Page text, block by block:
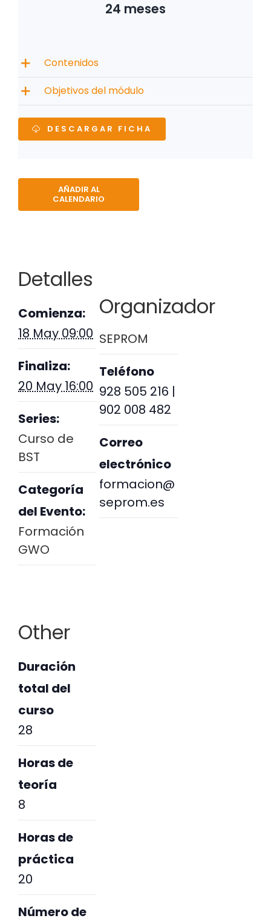
24 meses
Contenidos
Objetivos del módulo
DESCARGAR FICHA
AÑADIR AL
CALENDARIO
Detalles
Comienza:
18 May 09:00
Finaliza:
20 May 16:00
Series:
Curso de
BST
Categoría
del Evento:
Formación
GWO
Organizador
SEPROM
Teléfono
928 505 216 |
902 008 482
Correo
electrónico
formacion@
seprom.es
Other
Duración
total del
curso
28
Horas de
teoría
8
Horas de
práctica
20
Número de